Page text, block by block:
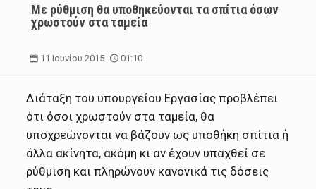
Με ρύθμιση θα υποθηκεύονται τα σπίτια όσων
χρωστούν στα ταμεία
11 Ιουνίου 2015 01:10
Διάταξη του υπουργείου Εργασίας προβλέπει
ότι όσοι χρωστούν στα ταμεία, θα
υποχρεώνονται να βάζουν ως υποθήκη σπίτια ή
άλλα ακίνητα, ακόμη κι αν έχουν υπαχθεί σε
ρύθμιση και πληρώνουν κανονικά τις δόσεις